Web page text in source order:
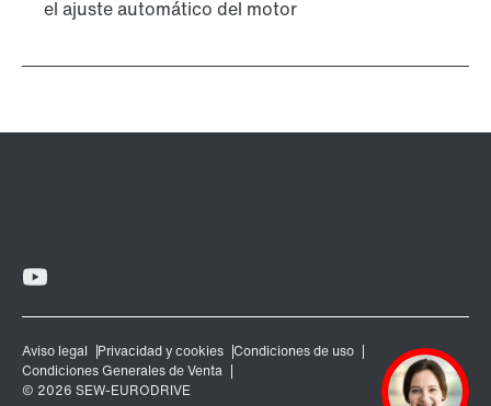
el ajuste automático del motor